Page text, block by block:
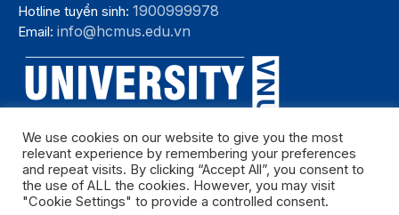
Hotline tuyển sinh:1900999978
Email:info@hcmus.edu.vn
We use cookies on our website to give you the most
relevant experience by remembering your preferences
and repeat visits. By clicking “Accept All”, you consent to
the use of ALL the cookies. However, you may visit
"Cookie Settings" to provide a controlled consent.